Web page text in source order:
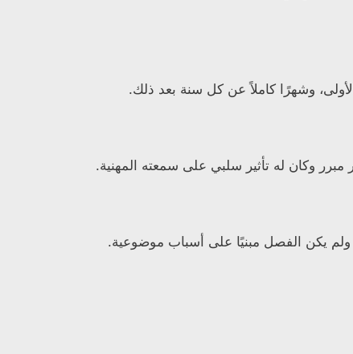
وشهرًا كاملاً عن كل سنة بعد ذلك.
وكان له تأثير سلبي على سمعته المهنية.
يكن الفصل مبنيًا على أسباب موضوعية.